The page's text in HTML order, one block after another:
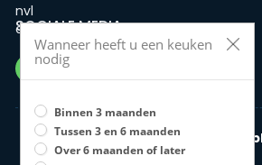
SOCIALE MEDIA
Zoeken Nieuwe advertentie
Wanneer heeft u een keuken
nodig
Binnen 3 maanden
Tussen 3 en 6 maanden
Over 6 maanden of later